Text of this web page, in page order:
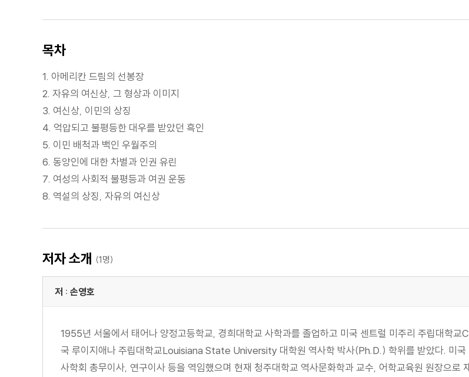
목차
1. 아메리칸 드림의 선봉장
2. 자유의 여신상, 그 형상과 이미지
3. 여신상, 이민의 상징
4. 억압되고 불평등한 대우를 받았던 흑인
5. 이민 배척과 백인 우월주의
6. 동양인에 대한 차별과 인권 유린
7. 여성의 사회적 불평등과 여권 운동
8. 역설의 상징, 자유의 여신상
저자 소개 (1명)
저 : 손영호
1955년 서울에서 태어나 양정고등학교, 경희대학교 사학과를 졸업하고 미국 센트럴 미주리 주립대
국 루이지애나 주립대학교Louisiana State University 대학원 역사학 박사(Ph.D.) 학위를 받았다. 미
사학회 총무이사, 연구이사 등을 역임했으며 현재 청주대학교 역사문화학과 교수, 어학교육원 원장으로